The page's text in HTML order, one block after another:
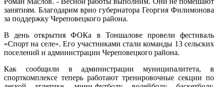
занятиям. Благодарим врио губернатора Георгия Филимонова
за поддержку Череповецкого района.
В день открытия ФОКа в Тоншалове провели фестиваль
«Спорт на селе». Его участниками стали команды 13 сельских
поселений и администрации Череповецкого района.
Как сообщили в администрации муниципалитета, в
спорткомплексе теперь работают тренировочные секции по